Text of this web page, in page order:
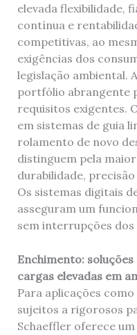
elevada flexibilidade,
contínua e
competitivas, ao
exigências dos
legislação ambiental.
portfólio abrangente
requisitos exigentes.
em sistemas de guia
rolamento de novo
distinguem pela
durabilidade,
Os sistemas digitais
asseguram um
sem interrupções
Enchimento:
cargas elevadas em
Para aplicações
sujeitos a rigorosos
Schaeffler oferece